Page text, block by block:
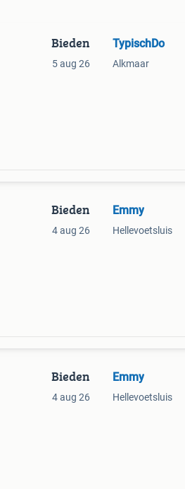
Bieden
5 aug 26
TypischDo
Alkmaar
Bieden
4 aug 26
Emmy
Hellevoetsluis
Bieden
4 aug 26
Emmy
Hellevoetsluis